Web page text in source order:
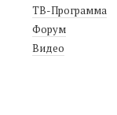
ТВ-Программа
Форум
Видео